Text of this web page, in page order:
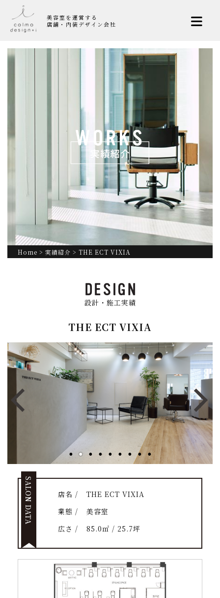
美容室を運営する
店舗・内装デザイン会社
Home > 実績紹介 > THE ECT VIXIA
設計・施工実績
THE ECT VIXIA
SALON DATA 店名 /
THE ECT VIXIA
業態 /
美容室
広さ /
85.0㎡ / 25.7坪